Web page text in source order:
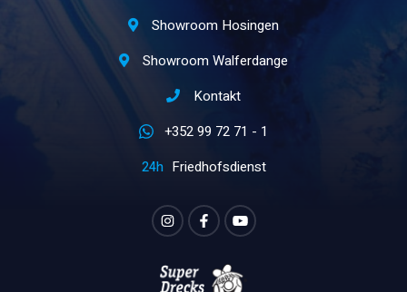
Showroom Hosingen
Showroom Walferdange
Kontakt
+352 99 72 71 - 1
Friedhofsdienst